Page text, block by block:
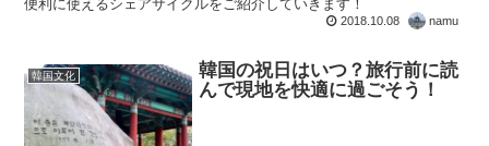
便利に使えるシェアサイクルをご紹介していきます！
2018.10.08 namu
韓国文化
韓国の祝日はいつ？旅行前に読
んで現地を快適に過ごそう！